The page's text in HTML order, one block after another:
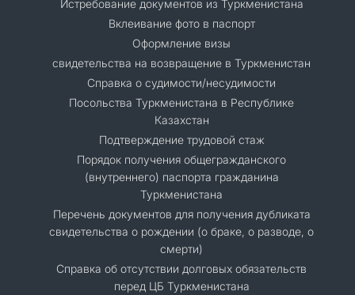
Истребование документов из Туркменистана
Вклеивание фото в паспорт
Оформление визы
свидетельства на возвращение в Туркменистан
Справка о судимости/несудимости
Посольства Туркменистана в Республике
Казахстан
Подтверждение трудовой стаж
Порядок получения общегражданского
(внутреннего) паспорта гражданина
Туркменистана
Перечень документов для получения дубликата
свидетельства о рождении (о браке, о разводе, о
смерти)
Справка об отсутствии долговых обязательств
перед ЦБ Туркменистана